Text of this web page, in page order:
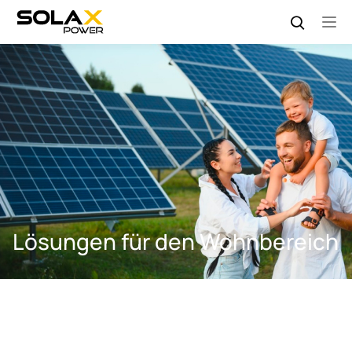
Lösungen für den Wohnbereich